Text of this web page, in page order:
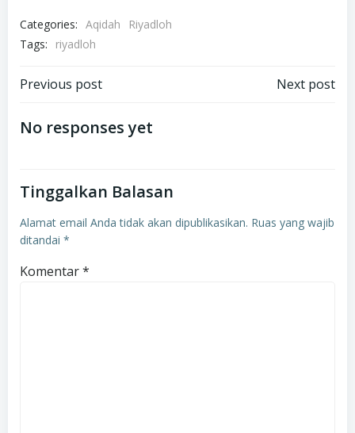
Categories: Aqidah
Riyadloh
Tags:
riyadloh
Navigasi
pos
Previous post
NavigasiNext post
No responses yet
Tinggalkan Balasan
Alamat email Anda tidak akan dipublikasikan. Ruas yang wajib
ditandai *
Komentar*